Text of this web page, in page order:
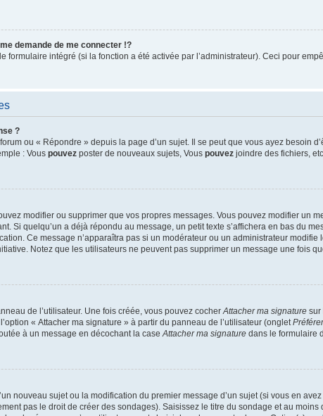
demande de me connecter !?
formulaire intégré (si la fonction a été activée par l’administrateur). Ceci pour
?
ou « Répondre » depuis la page d’un sujet. Il se peut que vous ayez besoin
: Vous pouvez poster de nouveaux sujets, Vous pouvez joindre des fichiers,
modifier ou supprimer que vos propres messages. Vous pouvez modifier un
Si quelqu’un a déjà répondu au message, un petit texte s’affichera en bas du
Ce message n’apparaîtra pas si un modérateur ou un administrateur
Notez que les utilisateurs ne peuvent pas supprimer un message une fois
de l’utilisateur. Une fois créée, vous pouvez cocherAttacher ma signature sur
« Attacher ma signature » à partir du panneau de l’utilisateur (onglet
à un message en décochant la caseAttacher ma signature dans le formulaire
nouveau sujet ou la modification du premier message d’un sujet (si vous en
pas le droit de créer des sondages). Saisissez le titre du sondage et au